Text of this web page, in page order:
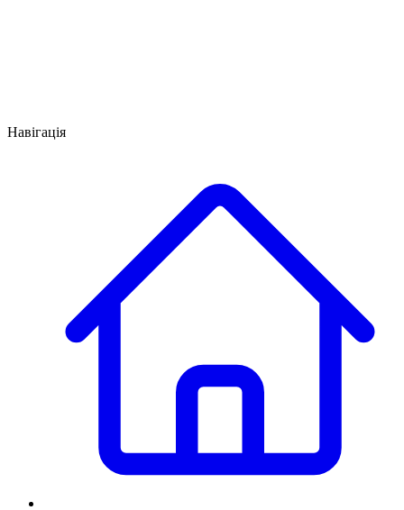
Навігація